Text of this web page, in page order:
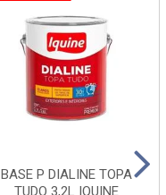
BASE P DIALINE TOPA
TUDO 3,2L IQUINE